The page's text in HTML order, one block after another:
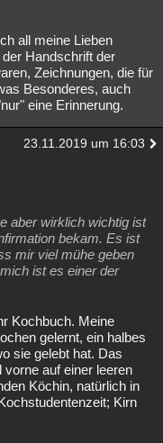
all meine Lieben
Handschrift der
Zeichnungen, die für
Besonderes, auch
eine Erinnerung.
23.11.2019 um 16:03
aber wirklich wichtig ist
bekam. Es ist
mir viel mühe geben
ist es einer der
Kochbuch. Meine
gelernt, ein halbes
sie gelebt hat. Das
auf einer leeren
Köchin, natürlich in
Kirn